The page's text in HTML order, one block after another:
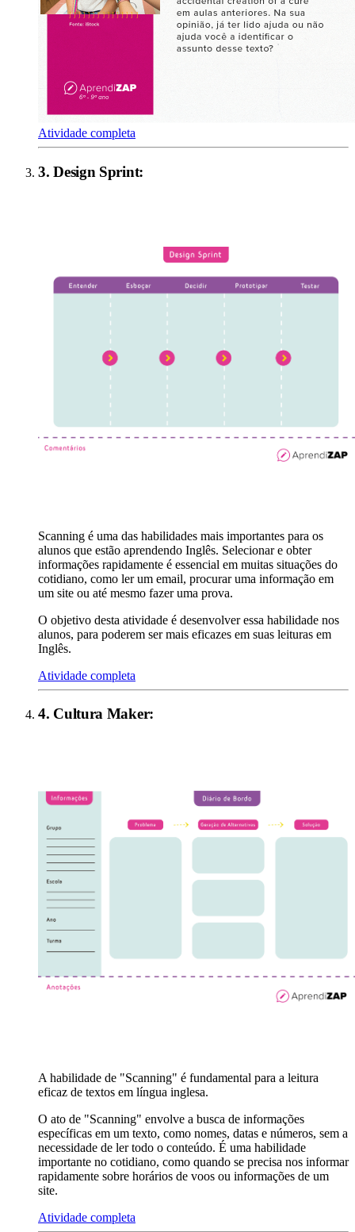
Atividade completa
3.Design Sprint:
Scanning é uma das habilidades mais importantes para os
alunos que estão aprendendo Inglês. Selecionar e obter
informações rapidamente é essencial em muitas situações do
cotidiano, como ler um email, procurar uma informação em
um site ou até mesmo fazer uma prova.
O objetivo desta atividade é desenvolver essa habilidade nos
alunos, para poderem ser mais eficazes em suas leituras em
Inglês.
Atividade completa
4. Cultura Maker:
A habilidade de "Scanning" é fundamental para a leitura
eficaz de textos em língua inglesa.
O ato de "Scanning" envolve a busca de informações
específicas em um texto, como nomes, datas e números, sem a
necessidade de ler todo o conteúdo. É uma habilidade
importante no cotidiano, como quando se precisa nos informar
rapidamente sobre horários de voos ou informações de um
site.
Atividade completa